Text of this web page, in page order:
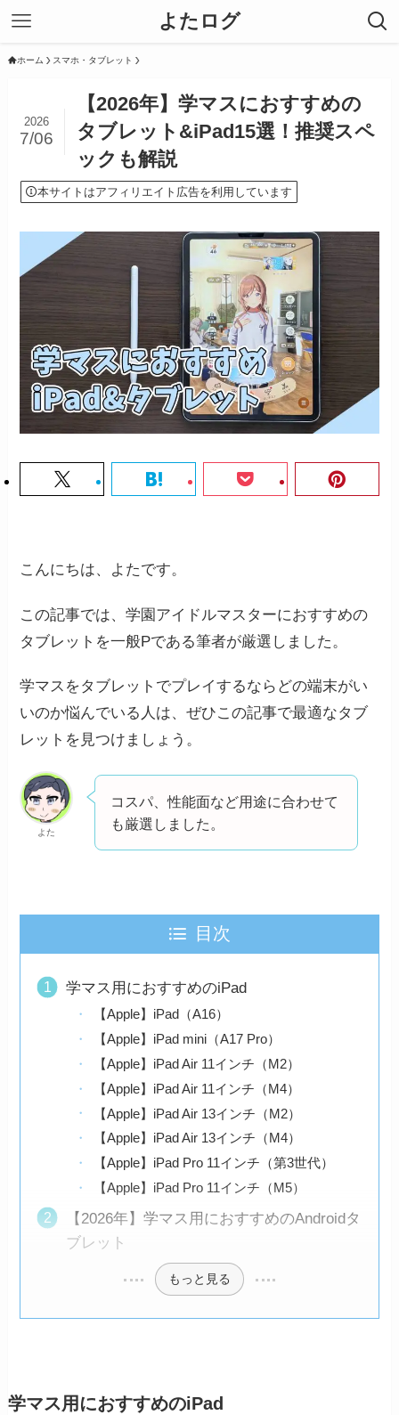
よたログ
ホーム スマホ・タブレット
【2026年】学マスにおすすめの
タブレット&iPad15選！推奨スペ
ックも解説
2026
7/06
本サイトはアフィリエイト広告を利用しています
こんにちは、よたです。
この記事では、学園アイドルマスターにおすすめの
タブレットを一般Pである筆者が厳選しました。
学マスをタブレットでプレイするならどの端末がい
いのか悩んでいる人は、ぜひこの記事で最適なタブ
レットを見つけましょう。
よた
コスパ、性能面など用途に合わせて
も厳選しました。
目次
学マス用におすすめのiPad
【Apple】iPad（A16）
【Apple】iPad mini（A17 Pro）
【Apple】iPad Air 11インチ（M2）
【Apple】iPad Air 11インチ（M4）
【Apple】iPad Air 13インチ（M2）
【Apple】iPad Air 13インチ（M4）
【Apple】iPad Pro 11インチ（第3世代）
【Apple】iPad Pro 11インチ（M5）
【2026年】学マス用におすすめのAndroidタ
ブレット
もっと見る
学マス用におすすめのiPad